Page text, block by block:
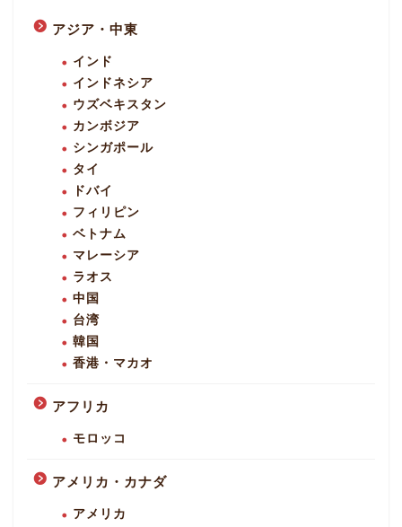
アジア・中東
インド
インドネシア
ウズベキスタン
カンボジア
シンガポール
タイ
ドバイ
フィリピン
ベトナム
マレーシア
ラオス
中国
台湾
韓国
香港・マカオ
アフリカ
モロッコ
アメリカ・カナダ
アメリカ